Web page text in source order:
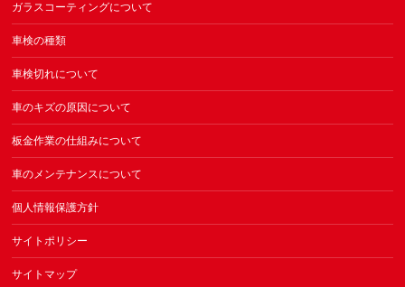
ガラスコーティングについて
車検の種類
車検切れについて
車のキズの原因について
板金作業の仕組みについて
車のメンテナンスについて
個人情報保護方針
サイトポリシー
サイトマップ